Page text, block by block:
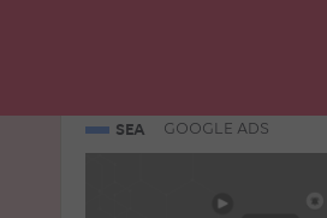
SEA GOOGLE ADS